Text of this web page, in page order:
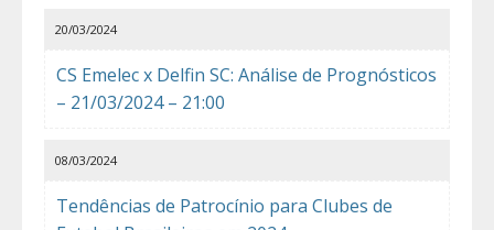
CS Emelec x Delfin SC: Análise de Prognósticos
– 21/03/2024 – 21:00
20/03/2024
Tendências de Patrocínio para Clubes de
08/03/2024